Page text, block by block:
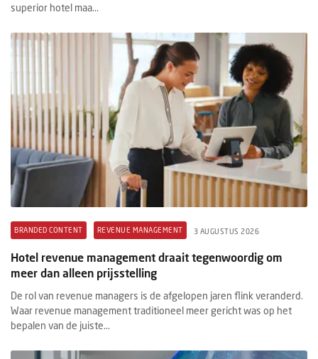
superior hotel maa...
BRANDED CONTENT REVENUE MANAGEMENT 3 AUGUSTUS 2026
Hotel revenue management draait tegenwoordig om
meer dan alleen prijsstelling
De rol van revenue managers is de afgelopen jaren flink veranderd.
Waar revenue management traditioneel meer gericht was op het
bepalen van de juiste...